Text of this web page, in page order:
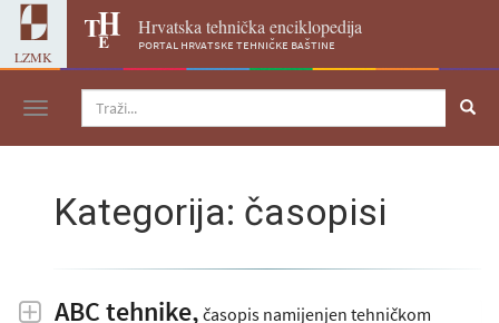
LZMK
Hrvatska tehnička enciklopedija
portal hrvatske tehničke baštine
Navigacija
Kategorija: časopisi
ABC tehnike, časopis namijenjen tehničkom